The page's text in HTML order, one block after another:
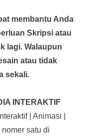
membantu Anda
Skripsi atau
lagi. Walaupun
atau tidak
sekali.
INTERAKTIF
| Animasi |
satu di